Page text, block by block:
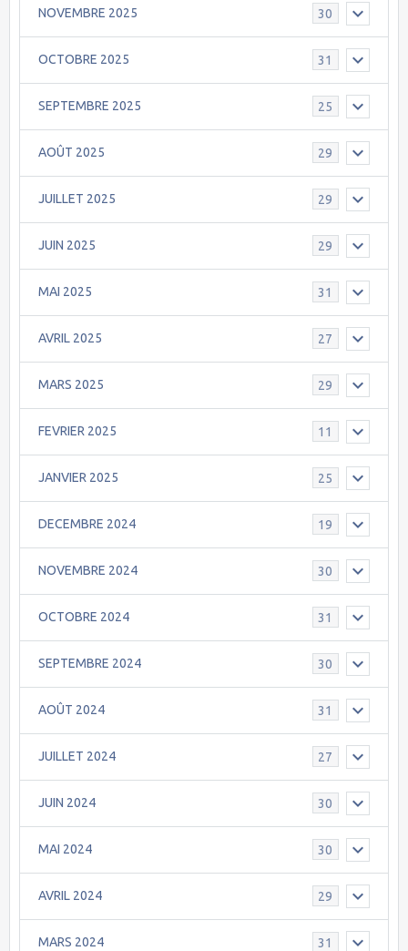
NOVEMBRE 2025 30
OCTOBRE 2025 31
SEPTEMBRE 2025 25
AOÛT 2025 29
JUILLET 2025 29
JUIN 2025 29
MAI 2025 31
AVRIL 2025 27
MARS 2025 29
FEVRIER 2025 11
JANVIER 2025 25
DECEMBRE 2024 19
NOVEMBRE 2024 30
OCTOBRE 2024 31
SEPTEMBRE 2024 30
AOÛT 2024 31
JUILLET 2024 27
JUIN 2024 30
MAI 2024 30
AVRIL 2024 29
MARS 2024 31